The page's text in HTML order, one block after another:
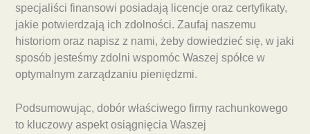
specjaliści finansowi posiadają licencje oraz certyfikaty,
jakie potwierdzają ich zdolności. Zaufaj naszemu
historiom oraz napisz z nami, żeby dowiedzieć się, w jaki
sposób jesteśmy zdolni wspomóc Waszej spółce w
optymalnym zarządzaniu pieniędzmi.
Podsumowując, dobór właściwego firmy rachunkowego
to kluczowy aspekt osiągnięcia Waszej